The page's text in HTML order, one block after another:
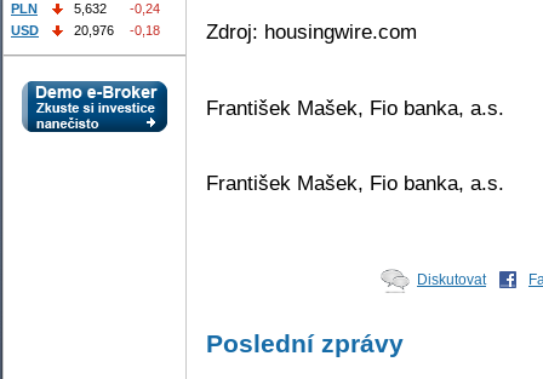
Zdroj: housingwire.com
František Mašek, Fio banka, a.s.
František Mašek, Fio banka, a.s.
Diskutovat
Poslední zprávy
PLN
5,632
-0,24
USD
20,976 -0,18